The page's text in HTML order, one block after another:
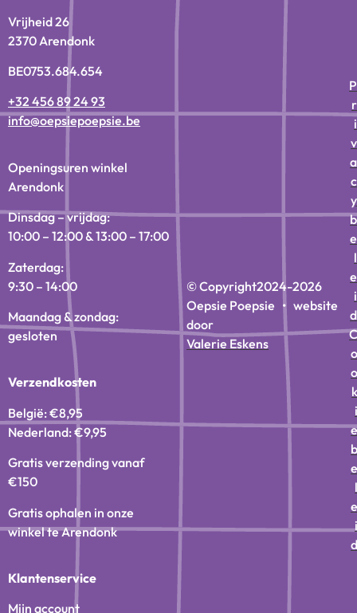
Vrijheid 26
2370 Arendonk
BE0753.684.654
+32 456 89 24 93
info@oepsiepoepsie.be
Openingsuren winkel
Arendonk
Dinsdag – vrijdag:
10:00 – 12:00 & 13:00 – 17:00
Zaterdag:
9:30 – 14:00
Maandag & zondag:
gesloten
Verzendkosten
België: €8,95
Nederland: €9,95
Gratis verzending vanaf
€150
Gratis ophalen in onze
winkel te Arendonk
Klantenservice
Mijn account
© Copyright2024-2026
Oepsie Poepsie • website
door
Valerie Eskens
P
r
i
v
a
c
y
b
e
l
e
i
d
C
o
o
k
i
e
b
e
l
e
i
d